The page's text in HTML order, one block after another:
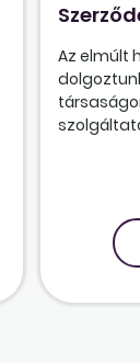
Az elmúlt